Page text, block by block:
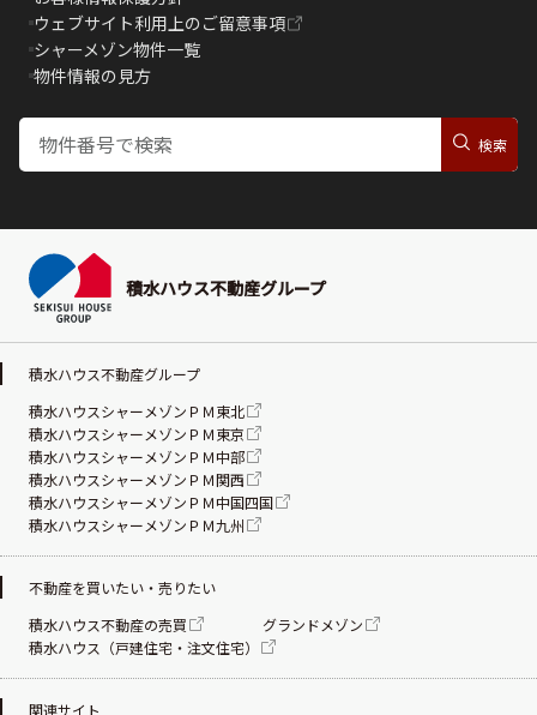
ウェブサイト利用上のご留意事項
シャーメゾン物件一覧
物件情報の見方
積水ハウス不動産グループ
積水ハウス不動産グループ
積水ハウスシャーメゾンＰＭ東北
積水ハウスシャーメゾンＰＭ東京
積水ハウスシャーメゾンＰＭ中部
積水ハウスシャーメゾンＰＭ関西
積水ハウスシャーメゾンＰＭ中国四国
積水ハウスシャーメゾンＰＭ九州
不動産を買いたい・売りたい
積水ハウス不動産の売買
グランドメゾン
積水ハウス（戸建住宅・注文住宅）
関連サイト